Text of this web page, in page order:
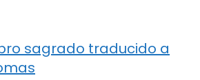
sagrado traducido a